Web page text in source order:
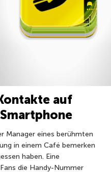
auf
Manager eines berühmten
in einem Café bemerken
haben. Eine
die Handy-Nummer